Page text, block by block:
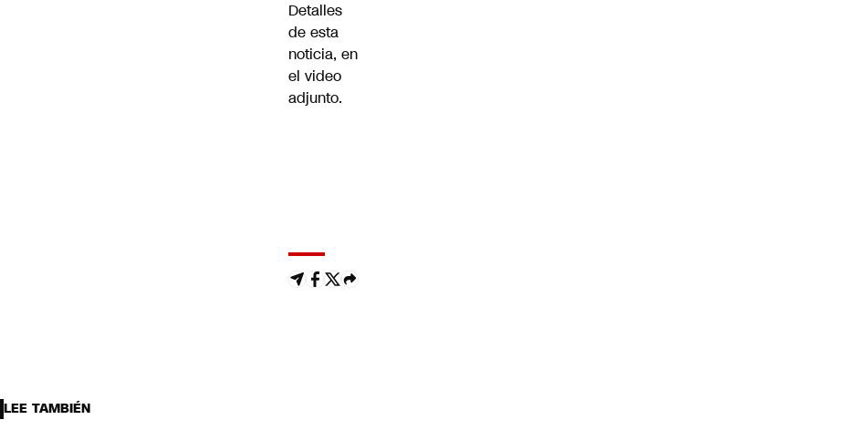
Detalles
de esta
noticia, en
el video
adjunto.
LEE TAMBIÉN